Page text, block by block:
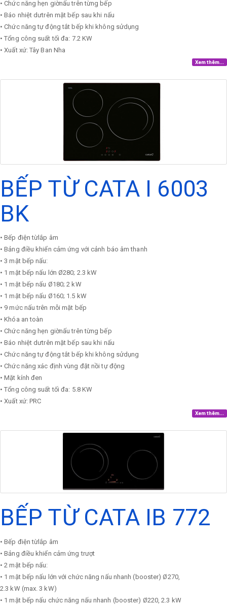
• Chức năng hẹn giờnấu trên từng bếp
• Báo nhiệt dưtrên mặt bếp sau khi nấu
• Chức năng tự động tắt bếp khi không sửdụng
• Tổng công suất tối đa: 7.2 KW
• Xuất xứ: Tây Ban Nha
Xem thêm...
BẾP TỪ CATA I 6003
BK
• Bếp điện từlắp âm
• Bảng điều khiển cảm ứng với cảnh báo âm thanh
• 3 mặt bếp nấu:
• 1 mặt bếp nấu lớn Ø280; 2.3 kW
• 1 mặt bếp nấu Ø180; 2 kW
• 1 mặt bếp nấu Ø160; 1.5 kW
• 9 mức nấu trên mỗi mặt bếp
• Khóa an toàn
• Chức năng hẹn giờnấu trên từng bếp
• Báo nhiệt dưtrên mặt bếp sau khi nấu
• Chức năng tự động tắt bếp khi không sửdụng
• Chức năng xác định vùng đặt nồi tự động
• Mặt kính đen
• Tổng công suất tối đa: 5.8 KW
• Xuất xứ: PRC
Xem thêm...
BẾP TỪ CATA IB 772
• Bếp điện từlắp âm
• Bảng điều khiển cảm ứng trượt
• 2 mặt bếp nấu:
• 1 mặt bếp nấu lớn với chức năng nấu nhanh (booster) Ø270,
2.3 kW (max. 3 kW)
• 1 mặt bếp nấu chức năng nấu nhanh (booster) Ø220, 2.3 kW